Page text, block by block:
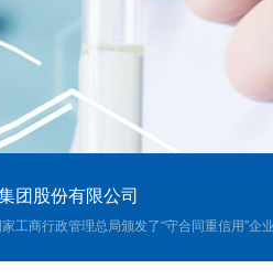
团股份有限公司
工商行政管理总局颁发了“守合同重信用”企